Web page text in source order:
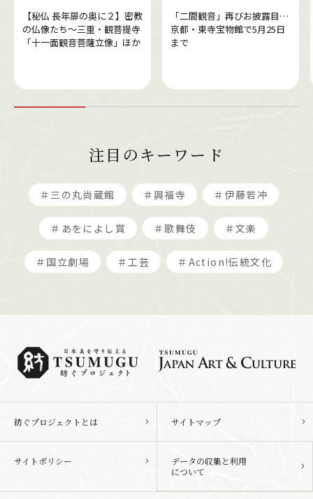
【秘仏 長年扉の奥に２】密教
の仏像たち～三重・観菩提寺
「十一面観音菩薩立像」ほか
「二間観音」再びお披露目…
京都・東寺宝物館で5月25日
まで
注目のキーワード
＃三の丸尚蔵館 ＃興福寺 ＃伊藤若冲
＃あをによし賞 ＃歌舞伎 ＃文楽
＃国立劇場 ＃工芸 ＃Action!伝統文化
紡ぐプロジェクトとは サイトマップ
サイトポリシー
データの収集と利用
について